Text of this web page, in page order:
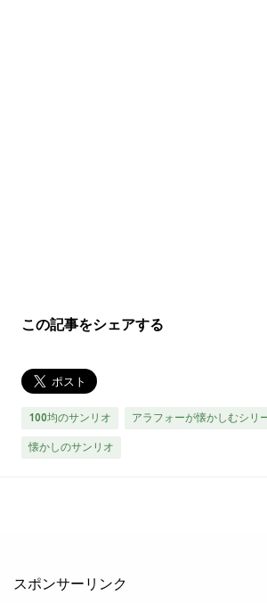
この記事をシェアする
100均のサンリオ アラフォーが懐かしむシリ
懐かしのサンリオ
スポンサーリンク